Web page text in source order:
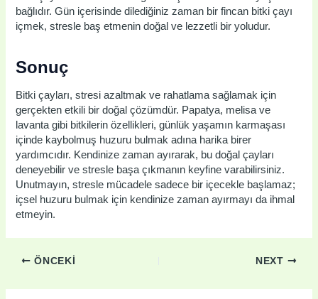
bağlıdır. Gün içerisinde dilediğiniz zaman bir fincan bitki çayı
içmek, stresle baş etmenin doğal ve lezzetli bir yoludur.
Sonuç
Bitki çayları, stresi azaltmak ve rahatlama sağlamak için
gerçekten etkili bir doğal çözümdür. Papatya, melisa ve
lavanta gibi bitkilerin özellikleri, günlük yaşamın karmaşası
içinde kaybolmuş huzuru bulmak adına harika birer
yardımcıdır. Kendinize zaman ayırarak, bu doğal çayları
deneyebilir ve stresle başa çıkmanın keyfine varabilirsiniz.
Unutmayın, stresle mücadele sadece bir içecekle başlamaz;
içsel huzuru bulmak için kendinize zaman ayırmayı da ihmal
etmeyin.
ÖNCEKI NEXT